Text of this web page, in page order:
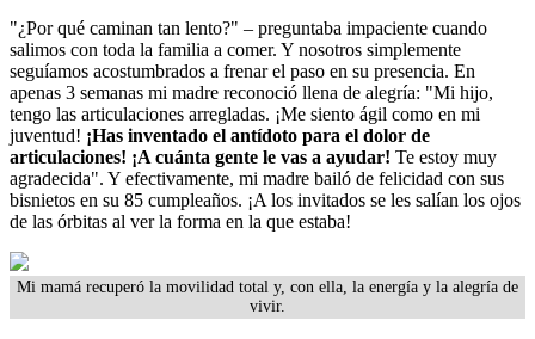
"¿Por qué caminan tan lento?" – preguntaba impaciente cuando
salimos con toda la familia a comer. Y nosotros simplemente
seguíamos acostumbrados a frenar el paso en su presencia. En
apenas 3 semanas mi madre reconoció llena de alegría: "Mi hijo,
tengo las articulaciones arregladas. ¡Me siento ágil como en mi
juventud! ¡Has inventado el antídoto para el dolor de
articulaciones! ¡A cuánta gente le vas a ayudar! Te estoy muy
agradecida". Y efectivamente, mi madre bailó de felicidad con sus
bisnietos en su 85 cumpleaños. ¡A los invitados se les salían los ojos
de las órbitas al ver la forma en la que estaba!
Mi mamá recuperó la movilidad total y, con ella, la energía y la alegría de
vivir.